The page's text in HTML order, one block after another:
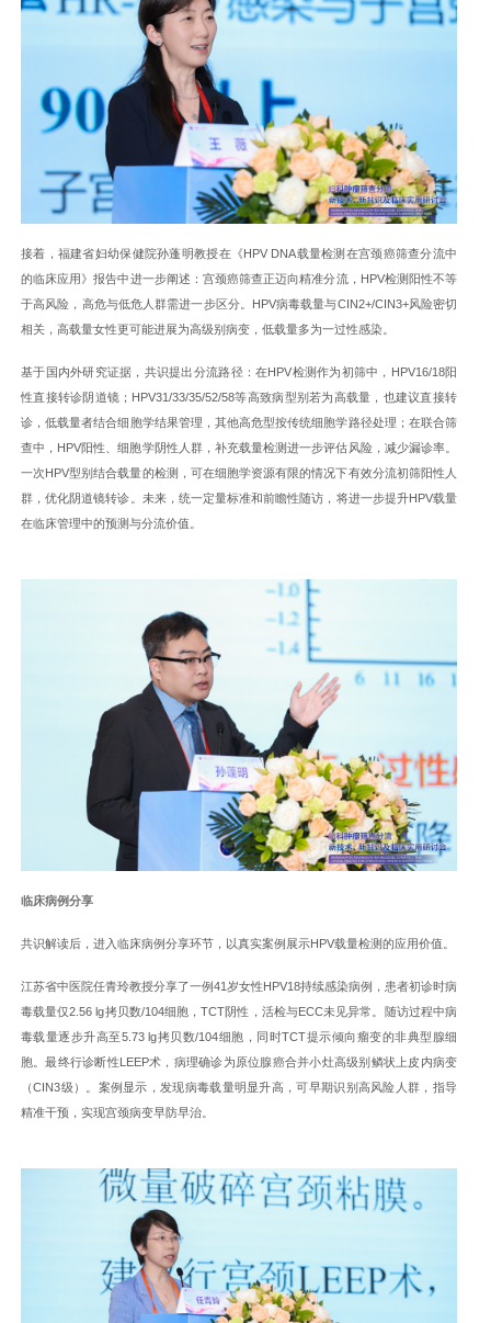
接着，福建省妇幼保健院孙蓬明教授在《HPV DNA载量检测在宫颈癌筛查分流中
的临床应用》报告中进一步阐述：宫颈癌筛查正迈向精准分流，HPV检测阳性不等
于高风险，高危与低危人群需进一步区分。HPV病毒载量与CIN2+/CIN3+风险密切
相关，高载量女性更可能进展为高级别病变，低载量多为一过性感染。
基于国内外研究证据，共识提出分流路径：在HPV检测作为初筛中，HPV16/18阳
性直接转诊阴道镜；HPV31/33/35/52/58等高致病型别若为高载量，也建议直接转
诊，低载量者结合细胞学结果管理，其他高危型按传统细胞学路径处理；在联合筛
查中，HPV阳性、细胞学阴性人群，补充载量检测进一步评估风险，减少漏诊率。
一次HPV型别结合载量的检测，可在细胞学资源有限的情况下有效分流初筛阳性人
群，优化阴道镜转诊。未来，统一定量标准和前瞻性随访，将进一步提升HPV载量
在临床管理中的预测与分流价值。
临床病例分享
共识解读后，进入临床病例分享环节，以真实案例展示HPV载量检测的应用价值。
江苏省中医院任青玲教授分享了一例41岁女性HPV18持续感染病例，患者初诊时病
毒载量仅2.56 lg拷贝数/104细胞，TCT阴性，活检与ECC未见异常。随访过程中病
毒载量逐步升高至5.73 lg拷贝数/104细胞，同时TCT提示倾向瘤变的非典型腺细
胞。最终行诊断性LEEP术，病理确诊为原位腺癌合并小灶高级别鳞状上皮内病变
（CIN3级）。案例显示，发现病毒载量明显升高，可早期识别高风险人群，指导
精准干预，实现宫颈病变早防早治。